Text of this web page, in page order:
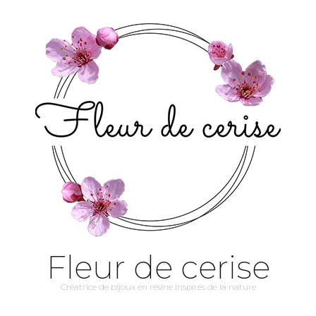
Fleur de cerise
Créatrice de bijoux en résine inspirés de la nature